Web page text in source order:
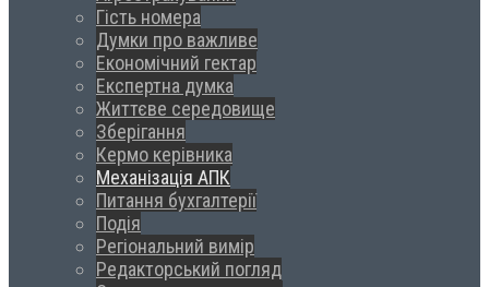
Гість номера
Думки про важливе
Економічний гектар
Експертна думка
Життєве середовище
Зберігання
Кермо керівника
Механізація АПК
Питання бухгалтерії
Подія
Регіональний вимір
Редакторський погляд